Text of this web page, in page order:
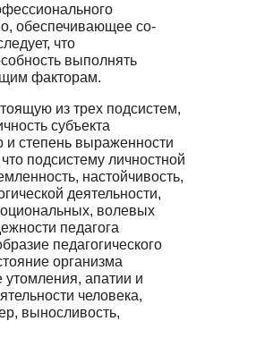
обеспечивающее со­
что
выполнять
факторам.
из трех подсистем,
субъекта
и степень выраженности
под­систему личностной
настойчивость,
деятельности,
волевых
педагога
педагогического
организма
утомления, апатии и
человека,
выносливость,